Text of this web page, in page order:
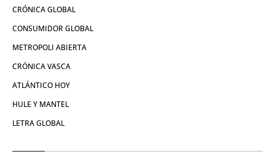
CRÓNICA GLOBAL
CONSUMIDOR GLOBAL
METROPOLI ABIERTA
CRÓNICA VASCA
ATLÁNTICO HOY
HULE Y MANTEL
LETRA GLOBAL